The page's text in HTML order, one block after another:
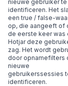
nieuwe gebruiker te
identificeren. Het
een true / false-
op, die aangeeft of
de eerste keer was
Hotjar deze
zag. Het wordt
door opnamefilters
nieuwe
gebruikerssessies
identificeren.